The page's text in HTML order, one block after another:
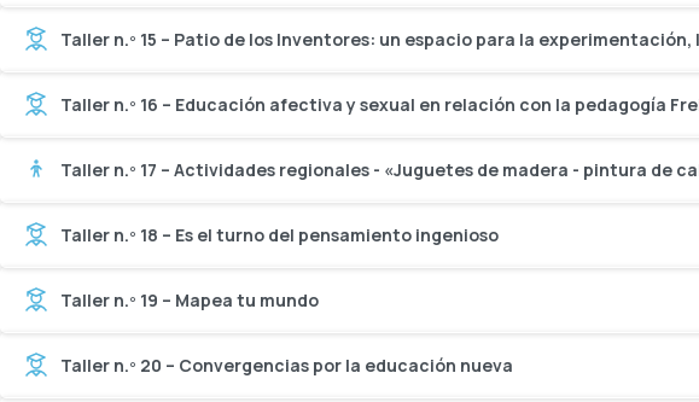
Taller n.º 15 – Patio de los Inventores: un espacio para la
Taller n.º 16 – Educación afectiva y sexual en relación con la pedagogía
Taller n.º 17 – Actividades regionales - «Juguetes de madera - pintura de
Taller n.º 18 – Es el turno del pensamiento ingenioso
Taller n.º 19 – Mapea tu mundo
Taller n.º 20 – Convergencias por la educación nueva